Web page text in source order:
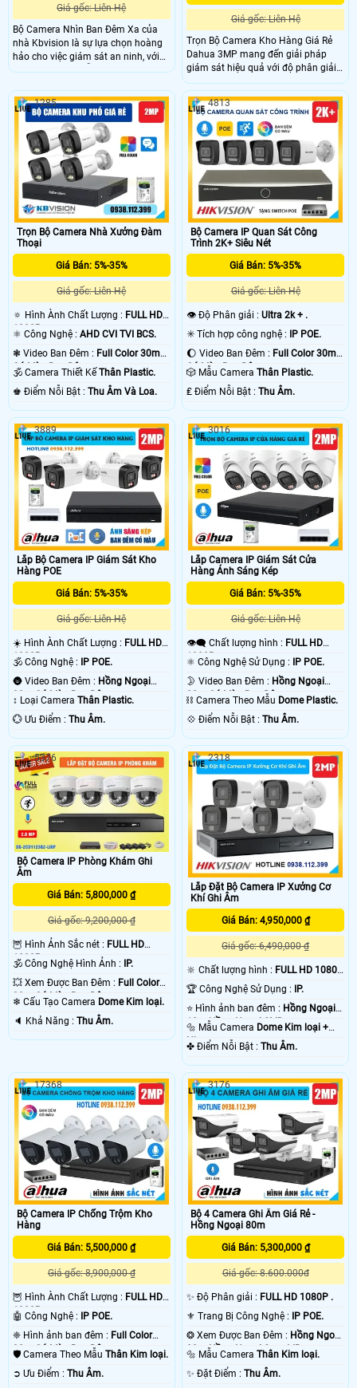
Giá gốc: Liên Hệ
Bộ Camera Nhìn Ban Đêm Xa của
nhà Kbvision là sự lựa chọn hoàng
hảo cho việc giám sát an ninh, với
công nghệ PoE dễ dàng lắp đặt, khả
hồng ngoại 80m đèn ánh sáng âm
30m, có thể ghi âm, ống kính có độ
phân giải 4.0Mp cho ra hình ảnh
sắc nét
Giá gốc: Liên Hệ
Trọn Bộ Camera Kho Hàng Giá Rẻ
Dahua 3MP mang đến giải pháp
giám sát hiệu quả với độ phân giải
3MP cho hình ảnh sắc nét, độ chi
tiết cao. Nổi bật với công nghệ ánh
sáng kép thông minh IR và Warm
Light, hỗ trợ tầm nhìn ban đêm đến
30m cùng ba chế độ quan sát: hồng
ngoại, ánh sáng trắng và thông
minh, đồng thời hỗ trợ phát hiện con
người và phương tiện.
Trọn Bộ Camera Nhà Xưởng Đàm
Thoại
Giá Bán: 5%-35%
Giá gốc: Liên Hệ
🔅 Hình Ành Chất Lượng : FULL HD
1080P .
⚛️ Công Nghệ : AHD CVI TVI BCS.
❃ Video Ban Đêm : Full Color 30m
Có Màu Ban Ðêm.
🕉️ Camera Thiết Kế Thân Plastic.
️♚ Điểm Nỗi Bật : Thu Âm Và Loa.
1285
Bộ Camera IP Quan Sát Công
Trình 2K+ Siêu Nét
Giá Bán: 5%-35%
Giá gốc: Liên Hệ
👁 Độ Phân giải :Ultra 2k + .
✳️ Tích hợp công nghệ :
IP POE.
🌔 Video Ban Đêm : Full Color 30m
Có Màu Ban Ðêm.
🎲 Mẫu CameraThân Plastic.
️₤ Điểm Nỗi Bật :Thu Âm.
4813
Lắp Bộ Camera IP Giám Sát Kho
Hàng POE
Giá Bán: 5%-35%
Giá gốc: Liên Hệ
☀️ Hình Ành Chất Lượng : FULL HD
1080P .
🕉️ Công Nghệ : IP POE.
🌚 Video Ban Đêm : Hồng Ngoại
30m Có Màu Ban Ðêm.
↕️ Loại Camera Thân Plastic.
️💮 Ưu Điểm : Thu Âm.
3889
Lắp Camera IP Giám Sát Cửa
Hàng Ánh Sáng Kép
Giá Bán: 5%-35%
Giá gốc: Liên Hệ
👁️‍🗨 Chất lượng hình : FULL HD
1080P .
⚛️ Công Nghệ Sử Dụng : IP POE.
🌛 Video Ban Đêm : Hồng Ngoại
30m Có Màu Ban Ðêm.
⛓ Camera Theo Mẫu Dome Plastic.
️💠 Điểm Nỗi Bật :Thu Âm.
3016
Bộ Camera IP Phòng Khám Ghi
Âm
Giá Bán: 5,800,000 ₫
Giá gốc: 9,200,000 ₫
🦉 Hình Ảnh Sắc nét : FULL HD
1080P .
🕉️ Công Nghệ Hình Ảnh :
IP.
💥 Xem Được Ban Đêm : Full Color
20m Có Màu Ban Ðêm.
❄ Cấu Tạo Camera Dome Kim loại.
️🔈 Khả Năng : Thu Âm.
5376
Lắp Đặt Bộ Camera IP Xưởng Cơ
Khí Ghi Âm
Giá Bán: 4,950,000 ₫
Giá gốc: 6,490,000 ₫
🔆 Chất lượng hình : FULL HD 1080P
.
🏆 Công Nghệ Sử Dụng : IP.
⭐ Hình ảnh ban đêm : Hồng Ngoại
10m Hồng Ngoại SMD.
🔩 Mẫu Camera Dome Kim loại +
Nhựa.
️✤ Điểm Nỗi Bật :Thu Âm.
2318
Bộ Camera IP Chống Trộm Kho
Hàng
Giá Bán: 5,500,000 ₫
Giá gốc: 8,900,000 ₫
🦉 Hình Ành Chất Lượng : FULL HD
1080P .
🤖️ Công Nghệ :
IP POE.
❈ Hình ảnh ban đêm : Full Color
30m Có Màu Ban Ðêm.
🛡 Camera Theo Mẫu Thân Kim loại.
️➲ Ưu Điểm : Thu Âm.
17368
Bộ 4 Camera Ghi Âm Giá Rẻ -
Hồng Ngoại 80m
Giá Bán: 5,300,000 ₫
Giá gốc: 8.600.000đ
✨ Độ Phân giải : FULL HD 1080P .
⚜️ Trang Bị Công Nghệ :
IP POE.
❂ Xem Được Ban Đêm : Hồng Ngoại
80m Hồng Ngoại Smart IR.
🔩 Mẫu CameraThân Kim loại.
️✨ Đặt Điểm :Thu Âm.
3176